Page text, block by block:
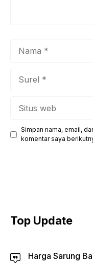
Simpan nama, email,
komentar saya
Top Update
Harga Sarung